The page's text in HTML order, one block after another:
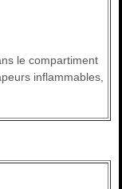
le compartiment
inflammables,